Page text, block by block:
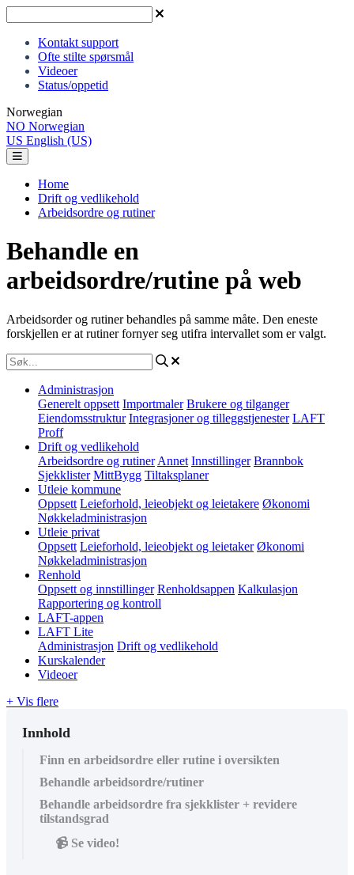
Kontakt support
Ofte stilte spørsmål
Videoer
Status/oppetid
Norwegian
NO Norwegian
US English (US)
Home
Drift og vedlikehold
Arbeidsordre og rutiner
Behandle en
arbeidsordre/rutine på web
Arbeidsorder og rutiner behandles på samme måte. Den eneste
forskjellen er at rutiner fornyer seg utifra intervallet som er valgt.
Administrasjon
Generelt oppsett Importmaler Brukere og tilganger
Eiendomsstruktur Integrasjoner og tilleggstjenester LAFT
Proff
Drift og vedlikehold
Arbeidsordre og rutiner Annet Innstillinger Brannbok
Sjekklister MittBygg Tiltaksplaner
Utleie kommune
Oppsett Leieforhold, leieobjekt og leietakere Økonomi
Nøkkeladministrasjon
Utleie privat
Oppsett Leieforhold, leieobjekt og leietaker Økonomi
Nøkkeladministrasjon
Renhold
Oppsett og innstillinger Renholdsappen Kalkulasjon
Rapportering og kontroll
LAFT-appen
LAFT Lite
Administrasjon Drift og vedlikehold
Kurskalender
Videoer
+ Vis flere
Innhold
Finn en arbeidsordre eller rutine i oversikten
Behandle arbeidsordre/rutiner
Behandle arbeidsordre fra sjekklister + revidere
tilstandsgrad
📹 Se video!